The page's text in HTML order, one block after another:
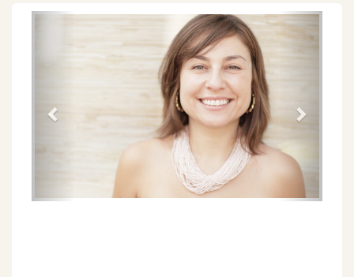
Föregående